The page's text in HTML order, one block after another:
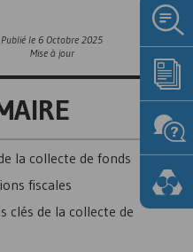
Publié le 6 Octobre 2025
Mise à jour
la collecte de fonds
fiscales
clés de la collecte de